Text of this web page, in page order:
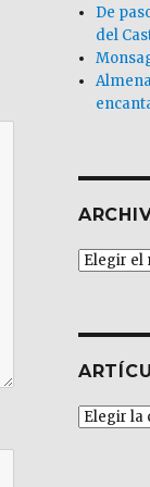
De
del
Archivos
Artículos